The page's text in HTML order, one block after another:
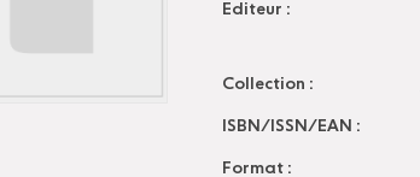
Editeur :
Collection :
ISBN/ISSN/EAN :
Format :